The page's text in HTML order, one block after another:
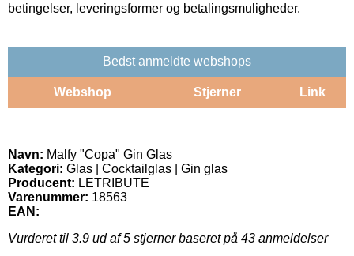
betingelser, leveringsformer og betalingsmuligheder.
Bedst anmeldte webshops
Webshop Stjerner Link
Navn: Malfy "Copa" Gin Glas
Kategori: Glas | Cocktailglas | Gin glas
Producent: LETRIBUTE
Varenummer: 18563
EAN:
Vurderet til 3.9 ud af 5 stjerner baseret på 43 anmeldelser